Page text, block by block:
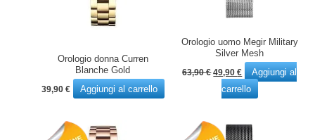
Orologio donna Curren
Blanche Gold
39,90 € Aggiungi al carrello
Orologio uomo Megir Military
Silver Mesh
63,90€ Il
prezzo
originale
era:
49,90€Il
prezzo
attuale
è:
Aggiungi al
carrello